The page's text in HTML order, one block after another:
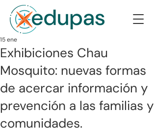
Exhibiciones Chau
Mosquito: nuevas formas
de acercar información y
prevención a las familias y
comunidades.
15 ene